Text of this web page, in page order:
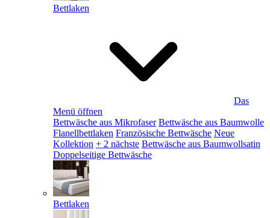
Bettlaken
Das
Menü öffnen
Bettwäsche aus Mikrofaser Bettwäsche aus Baumwolle
Flanellbettlaken Französische Bettwäsche Neue
Kollektion + 2 nächste Bettwäsche aus Baumwollsatin
Doppelseitige Bettwäsche
Bettlaken